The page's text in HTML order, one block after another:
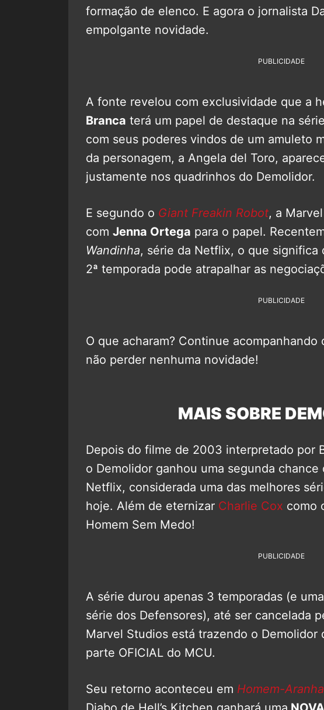
formação de elenco. E agora o jornalista
empolgante novidade.
PUBLICIDADE
A fonte revelou com exclusividade que a
Branca terá um papel de destaque na
com seus poderes vindos de um amuleto
da personagem, a Angela del Toro,
justamente nos quadrinhos do Demolidor.
E segundo o Giant Freakin Robot, a
com Jenna Ortega para o papel.
Wandinha, série da Netflix, o que significa
2ª temporada pode atrapalhar as
PUBLICIDADE
O que acharam? Continue acompanhando
não perder nenhuma novidade!
MAIS SOBRE
Depois do filme de 2003 interpretado por
o Demolidor ganhou uma segunda chance
Netflix, considerada uma das melhores
hoje. Além de eternizar Charlie Cox como
Homem Sem Medo!
PUBLICIDADE
A série durou apenas 3 temporadas (e
série dos Defensores), até ser cancelada
Marvel Studios está trazendo o Demolidor
parte OFICIAL do MCU.
Seu retorno aconteceu em Homem-